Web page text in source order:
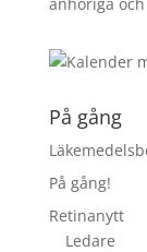
På gång
På gång!
Retinanytt
Ledare